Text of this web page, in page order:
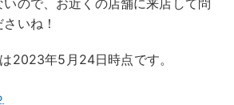
ので、お近くの店舗に来店して問
いね！
2023年5月24日時点です。